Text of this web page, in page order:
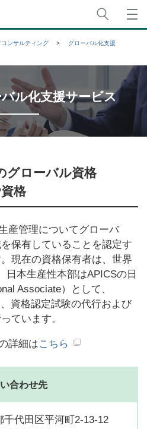
益財団法人日本生産性本部
コンサルティング
グローバル化支援
ル化支援サービス
グローバル資格
格
産管理についてグローバ
保有していることを認定す
現在の資格保有者は、世界
日本生産性本部はAPICSの日
Associate）として、
資格認定試験の代行および
ています。
詳細はこちら
合わせ先
千代田区平河町2-13-12